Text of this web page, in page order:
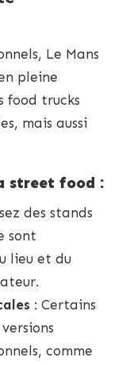
Le Mans
pleine
food trucks
mais aussi
street food :
des stands
sont
lieu et du
: Certains
comme